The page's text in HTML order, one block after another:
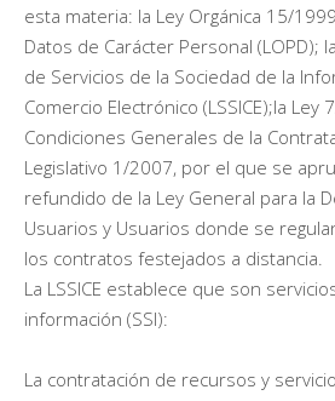
esta materia: la Ley Orgánica 15/
Datos de Carácter Personal (LOPD);
de Servicios de la Sociedad de la
Comercio Electrónico (LSSICE);la Ley
Condiciones Generales de la
Legislativo 1/2007, por el que se
refundido de la Ley General para la
Usuarios y Usuarios donde se
los contratos festejados a distancia.
La LSSICE establece que son
información (SSI):
La contratación de recursos y